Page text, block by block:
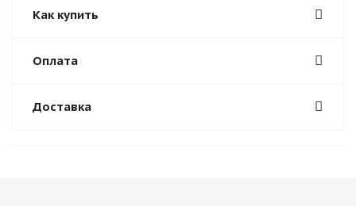
Как купить
Оплата
Доставка